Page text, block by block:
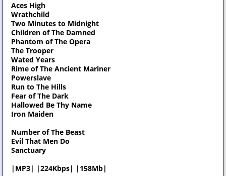
Aces High
Wrathchild
Two Minutes to Midnight
Children of The Damned
Phantom of The Opera
The Trooper
Wated Years
Rime of The Ancient Mariner
Powerslave
Run to The Hills
Fear of The Dark
Hallowed Be Thy Name
Iron Maiden
Number of The Beast
Evil That Men Do
Sanctuary
|MP3| |224Kbps| |158Mb|